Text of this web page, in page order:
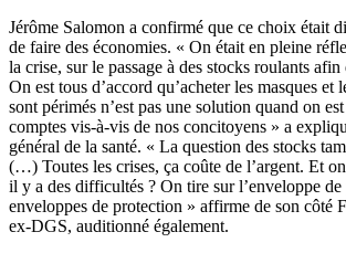
Jérôme Salomon a confirmé que ce choix était
de faire des économies. « On était en pleine
la crise, sur le passage à des stocks roulants
On est tous d’accord qu’acheter les masques et
sont périmés n’est pas une solution quand on
comptes vis-à-vis de nos concitoyens » a
général de la santé. « La question des stocks
(…) Toutes les crises, ça coûte de l’argent. Et
il y a des difficultés ? On tire sur l’enveloppe
enveloppes de protection » affirme de son côté
ex-DGS, auditionné également.